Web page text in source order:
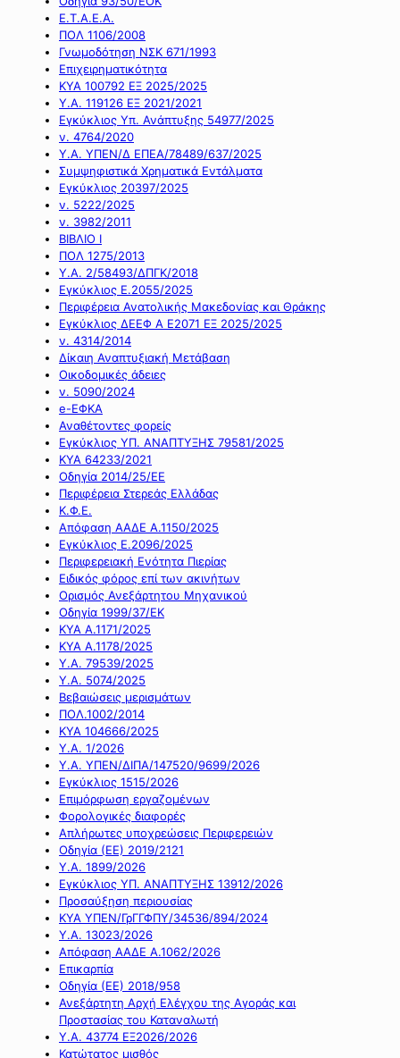
Ε.Τ.Α.Ε.Α.
ΠΟΛ 1106/2008
Γνωμοδότηση ΝΣΚ 671/1993
Επιχειρηματικότητα
ΚΥΑ 100792 ΕΞ 2025/2025
Υ.Α. 119126 ΕΞ 2021/2021
Εγκύκλιος Υπ. Ανάπτυξης 54977/2025
ν. 4764/2020
Υ.Α. ΥΠΕΝ/Δ ΕΠΕΑ/78489/637/2025
Συμψηφιστικά Χρηματικά Εντάλματα
Εγκύκλιος 20397/2025
ν. 5222/2025
ν. 3982/2011
ΒΙΒΛΙΟ Ι
ΠΟΛ 1275/2013
Υ.Α. 2/58493/ΔΠΓΚ/2018
Εγκύκλιος Ε.2055/2025
Περιφέρεια Ανατολικής Μακεδονίας και Θράκης
Εγκύκλιος ΔΕΕΦ Α Ε2071 ΕΞ 2025/2025
ν. 4314/2014
Δίκαιη Αναπτυξιακή Μετάβαση
Οικοδομικές άδειες
ν. 5090/2024
e-ΕΦΚΑ
Αναθέτοντες φορείς
Εγκύκλιος ΥΠ. ΑΝΑΠΤΥΞΗΣ 79581/2025
ΚΥΑ 64233/2021
Οδηγία 2014/25/ΕΕ
Περιφέρεια Στερεάς Ελλάδας
Κ.Φ.Ε.
Απόφαση ΑΑΔΕ Α.1150/2025
Εγκύκλιος Ε.2096/2025
Περιφερειακή Ενότητα Πιερίας
Ειδικός φόρος επί των ακινήτων
Ορισμός Ανεξάρτητου Μηχανικού
Οδηγία 1999/37/ΕΚ
ΚΥΑ Α.1171/2025
ΚΥΑ Α.1178/2025
Υ.Α. 79539/2025
Υ.Α. 5074/2025
Βεβαιώσεις μερισμάτων
ΠΟΛ.1002/2014
ΚΥΑ 104666/2025
Υ.Α. 1/2026
Υ.Α. ΥΠΕΝ/ΔΙΠΑ/147520/9699/2026
Εγκύκλιος 1515/2026
Επιμόρφωση εργαζομένων
Φορολογικές διαφορές
Απλήρωτες υποχρεώσεις Περιφερειών
Οδηγία (ΕΕ) 2019/2121
Υ.Α. 1899/2026
Εγκύκλιος ΥΠ. ΑΝΑΠΤΥΞΗΣ 13912/2026
Προσαύξηση περιουσίας
ΚΥΑ ΥΠΕΝ/ΓρΓΓΦΠΥ/34536/894/2024
Υ.Α. 13023/2026
Απόφαση ΑΑΔΕ Α.1062/2026
Επικαρπία
Οδηγία (ΕΕ) 2018/958
Ανεξάρτητη Αρχή Ελέγχου της Αγοράς και
Προστασίας του Καταναλωτή
Υ.Α. 43774 ΕΞ2026/2026
Κατώτατος μισθός